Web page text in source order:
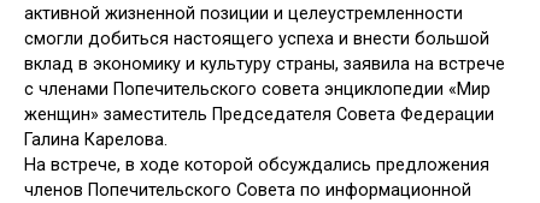
активной жизненной позиции и целеустремленности
смогли добиться настоящего успеха и внести большой
вклад в экономику и культуру страны, заявила на встрече
с членами Попечительского совета энциклопедии «Мир
женщин» заместитель Председателя Совета Федерации
Галина Карелова.
На встрече, в ходе которой обсуждались предложения
членов Попечительского Совета по информационной